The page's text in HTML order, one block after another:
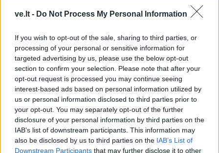
ve.lt - Do Not Process My Personal Information
If you wish to opt-out of the sale, sharing to third parties, or
processing of your personal or sensitive information for
targeted advertising by us, please use the below opt-out
section to confirm your selection. Please note that after your
opt-out request is processed you may continue seeing
interest-based ads based on personal information utilized by
us or personal information disclosed to third parties prior to
your opt-out. You may separately opt-out of the further
disclosure of your personal information by third parties on the
IAB’s list of downstream participants. This information may
also be disclosed by us to third parties on the IAB’s List of
Downstream Participants that may further disclose it to other
laukė dvi savaites
Kaip atjauninti įvaizdį artėjant prie
60-ies: 10 kirpimų, kurie vizualiai
jaunina